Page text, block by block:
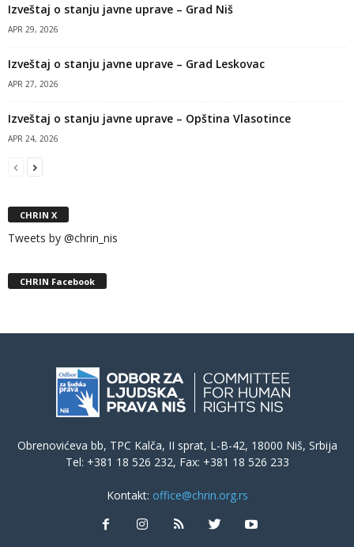
Izveštaj o stanju javne uprave – Grad Niš
APR 29, 2026
Izveštaj o stanju javne uprave – Grad Leskovac
APR 27, 2026
Izveštaj o stanju javne uprave – Opština Vlasotince
APR 24, 2026
CHRIN X
Tweets by @chrin_nis
CHRIN Facebook
Obrenovićeva bb, TPC Kalča, II sprat, L-B-42, 18000 Niš, Srbija
Tel: +381 18 526 232, Fax: +381 18 526 233
Kontakt: office@chrin.org.rs